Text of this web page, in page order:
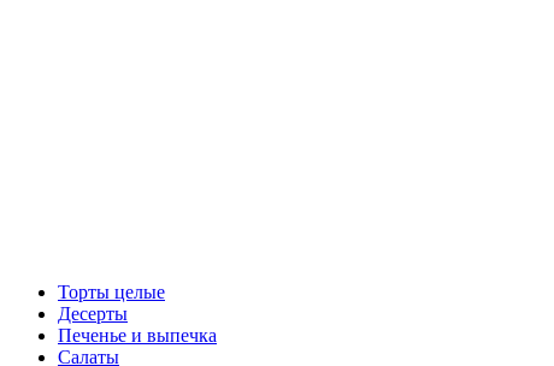
Торты целые
Десерты
Печенье и выпечка
Салаты